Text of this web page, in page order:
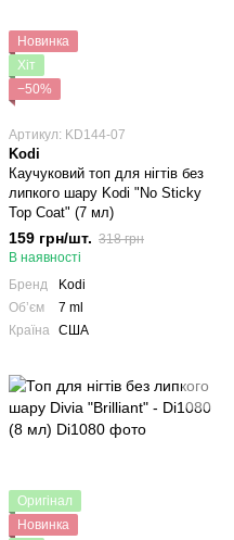
Новинка
Хіт
−50%
Артикул: KD144-07
Kodi
Каучуковий топ для нігтів без
липкого шару Kodi "No Sticky
Top Coat" (7 мл)
159 грн/шт. 318 грн
В наявності
Бренд
Kodi
Обʼєм
7 ml
Країна США
Оригінал
Новинка